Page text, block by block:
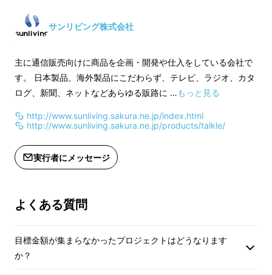
●ボイスレコーダー機能搭載。事前に吹き込ん
音だけで、後ほど翻訳したりできます。（翻訳
サンリビング株式会社
主に通信販売向けに商品を企画・開発や仕入をしている会社で
す。 日本製品、海外製品にこだわらず、テレビ、ラジオ、カタ
ログ、新聞、ネットなどあらゆる販路に …もっと見る
http://www.sunliving.sakura.ne.jp/index.html
http://www.sunliving.sakura.ne.jp/products/talkle/
実行者にメッセージ
よくある質問
目標金額が集まらなかったプロジェクトはどうなります
か？